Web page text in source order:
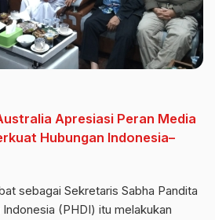
Apresiasi Peran Media
Hubungan Indonesia–
sebagai Sekretaris Sabha Pandita
(PHDI) itu melakukan